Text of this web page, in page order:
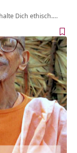
Dich ethisch.…